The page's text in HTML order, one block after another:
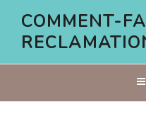
contenu
COMMENT-